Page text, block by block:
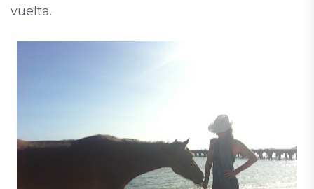
vuelta.